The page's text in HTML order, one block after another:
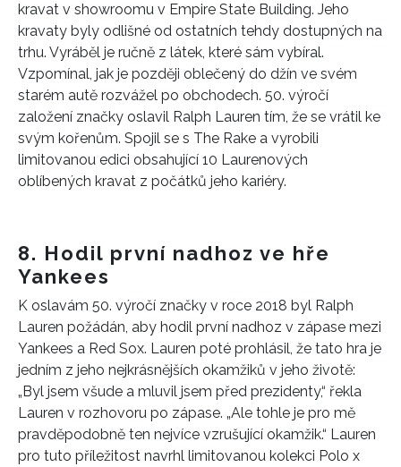
kravat v showroomu v Empire State Building. Jeho
kravaty byly odlišné od ostatních tehdy dostupných na
trhu. Vyráběl je ručně z látek, které sám vybíral.
Vzpomínal, jak je později oblečený do džín ve svém
starém autě rozvážel po obchodech. 50. výročí
založení značky oslavil Ralph Lauren tím, že se vrátil ke
svým kořenům. Spojil se s The Rake a vyrobili
limitovanou edici obsahující 10 Laurenových
oblíbených kravat z počátků jeho kariéry.
8. Hodil první nadhoz ve hře
Yankees
K oslavám 50. výročí značky v roce 2018 byl Ralph
Lauren požádán, aby hodil první nadhoz v zápase mezi
Yankees a Red Sox. Lauren poté prohlásil, že tato hra je
jedním z jeho nejkrásnějších okamžiků v jeho životě:
„Byl jsem všude a mluvil jsem před prezidenty,“ řekla
Lauren v rozhovoru po zápase. „Ale tohle je pro mě
pravděpodobně ten nejvíce vzrušující okamžik.“ Lauren
pro tuto příležitost navrhl limitovanou kolekci Polo x